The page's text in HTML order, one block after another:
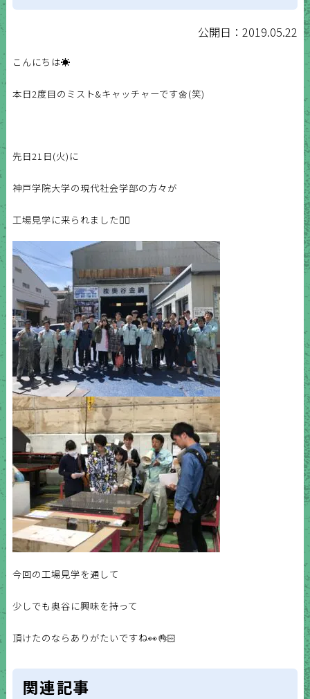
公開日：2019.05.22
こんにちは☀️
本日2度目のミスト&キャッチャーです🌼(笑)
先日21日(火)に
神戸学院大学の現代社会学部の方々が
工場見学に来られました✊🏻
今回の工場見学を通して
少しでも奥谷に興味を持って
頂けたのならありがたいですね👀👌🏻
関連記事